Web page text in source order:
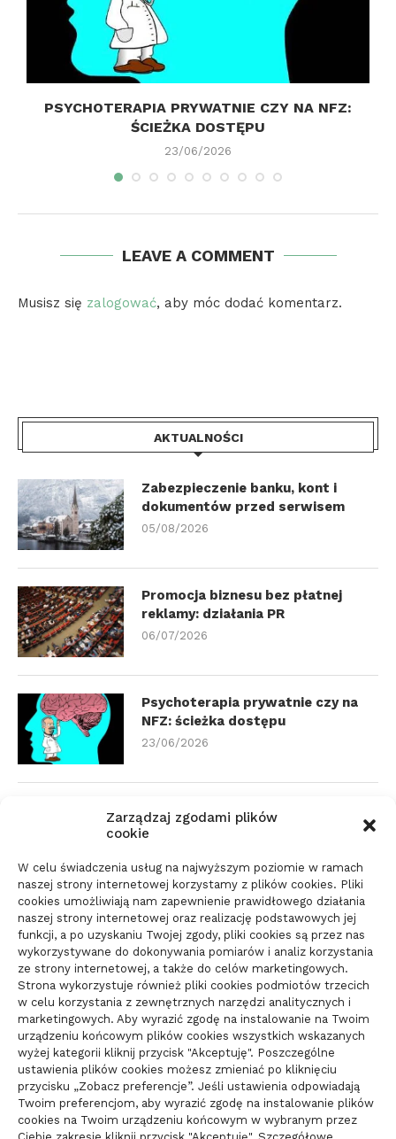
Zarządzaj zgodami plików
cookie
W celu świadczenia usług na najwyższym poziomie w ramach
naszej strony internetowej korzystamy z plików cookies. Pliki
cookies umożliwiają nam zapewnienie prawidłowego działania
naszej strony internetowej oraz realizację podstawowych jej
funkcji, a po uzyskaniu Twojej zgody, pliki cookies są przez nas
wykorzystywane do dokonywania pomiarów i analiz korzystania
ze strony internetowej, a także do celów marketingowych.
Strona wykorzystuje również pliki cookies podmiotów trzecich
w celu korzystania z zewnętrznych narzędzi analitycznych i
marketingowych. Aby wyrazić zgodę na instalowanie na Twoim
urządzeniu końcowym plików cookies wszystkich wskazanych
wyżej kategorii kliknij przycisk "Akceptuję". Poszczególne
ustawienia plików cookies możesz zmieniać po kliknięciu
przycisku „Zobacz preferencje”. Jeśli ustawienia odpowiadają
Twoim preferencjom, aby wyrazić zgodę na instalowanie plików
cookies na Twoim urządzeniu końcowym w wybranym przez
PSYCHOTERAPIA PRYWATNIE CZY NA NFZ:
ŚCIEŻKA DOSTĘPU
23/06/2026
LEAVE A COMMENT
Musisz się zalogować, aby móc dodać komentarz.
AKTUALNOŚCI
Zabezpieczenie banku, kont i
dokumentów przed serwisem
05/08/2026
Promocja biznesu bez płatnej
reklamy: działania PR
06/07/2026
Psychoterapia prywatnie czy na
NFZ: ścieżka dostępu
23/06/2026
Zmiana biura rachunkowego:
dokumenty i terminy
Parkiet do domu do spokojnego
wnętrza: jak wybrać materiał
świadomie
10/06/2026